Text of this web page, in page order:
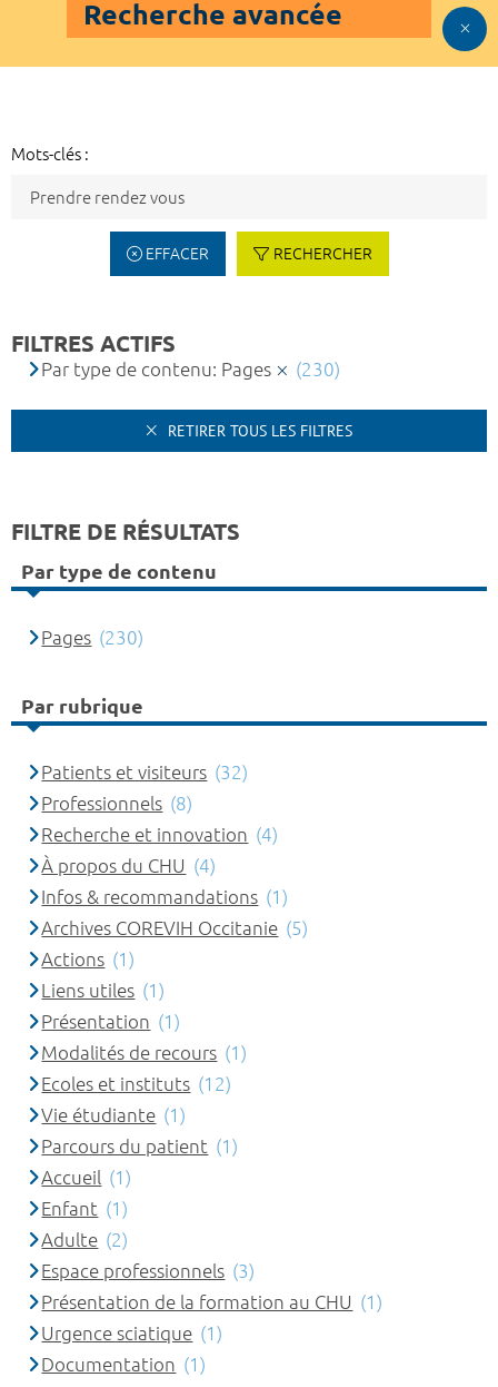
Recherche avancée
Mots-clés :
EFFACER RECHERCHER
FILTRES ACTIFS
Par type de contenu: Pages (230)
RETIRER TOUS LES FILTRES
FILTRE DE RÉSULTATS
Par type de contenu
Pages (230)
Par rubrique
Patients et visiteurs (32)
Professionnels (8)
Recherche et innovation (4)
À propos du CHU (4)
Infos & recommandations (1)
Archives COREVIH Occitanie (5)
Actions (1)
Liens utiles (1)
Présentation (1)
Modalités de recours (1)
Ecoles et instituts (12)
Vie étudiante (1)
Parcours du patient (1)
Accueil (1)
Enfant (1)
Adulte (2)
Espace professionnels (3)
Présentation de la formation au CHU (1)
Urgence sciatique (1)
Documentation (1)